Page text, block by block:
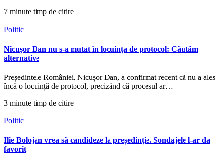
7 minute timp de citire
Politic
Nicușor Dan nu s-a mutat în locuința de protocol: Căutăm
alternative
Președintele României, Nicușor Dan, a confirmat recent că nu a ales
încă o locuință de protocol, precizând că procesul ar…
3 minute timp de citire
Politic
Ilie Bolojan vrea să candideze la președinție. Sondajele l-ar da
favorit